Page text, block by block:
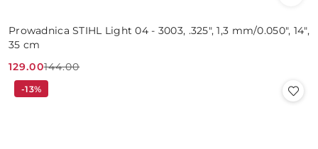
Prowadnica STIHL Light 04 - 3003, .325", 1,3 mm/0.050", 14",
35 cm
Cena
promocyjna:
129.00
Cena
przed
144.00
-13%